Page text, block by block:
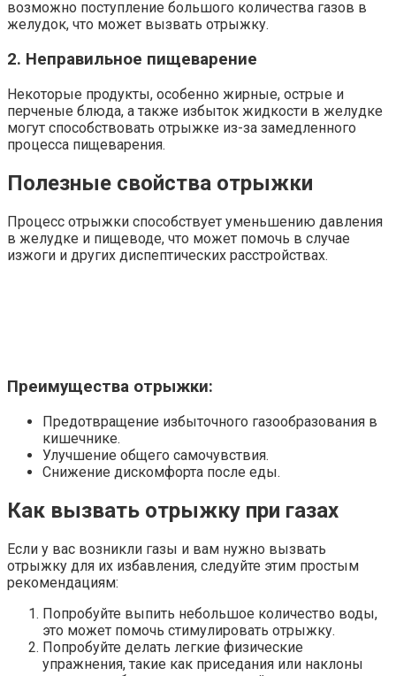
возможно поступление большого количества газов в
желудок, что может вызвать отрыжку.
2. Неправильное пищеварение
Некоторые продукты, особенно жирные, острые и
перченые блюда, а также избыток жидкости в желудке
могут способствовать отрыжке из-за замедленного
процесса пищеварения.
Полезные свойства отрыжки
Процесс отрыжки способствует уменьшению давления
в желудке и пищеводе, что может помочь в случае
изжоги и других диспептических расстройствах.
Преимущества отрыжки:
Предотвращение избыточного газообразования в
кишечнике.
Улучшение общего самочувствия.
Снижение дискомфорта после еды.
Как вызвать отрыжку при газах
Если у вас возникли газы и вам нужно вызвать
отрыжку для их избавления, следуйте этим простым
рекомендациям:
Попробуйте выпить небольшое количество воды,
это может помочь стимулировать отрыжку.
Попробуйте делать легкие физические
упражнения, такие как приседания или наклоны